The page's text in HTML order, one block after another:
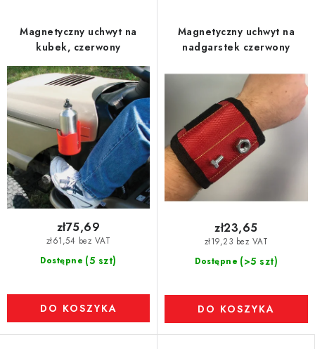
Magnetyczny uchwyt na
kubek, czerwony
Dostępne (5 szt)
zł61,54 bez VAT
zł75,69
DO KOSZYKA
Magnetyczny uchwyt na
nadgarstek czerwony
Dostępne (>5 szt)
zł19,23 bez VAT
zł23,65
DO KOSZYKA